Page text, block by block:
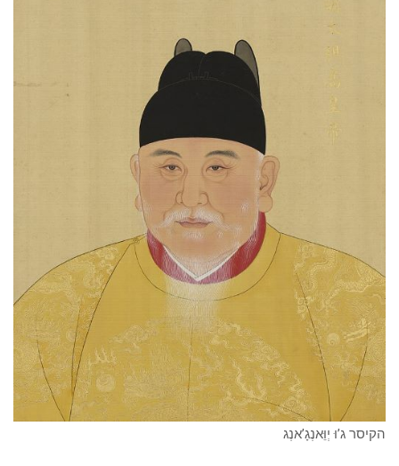
הקיסר ג’וּ יְוֵּאנְגָ’אנְג